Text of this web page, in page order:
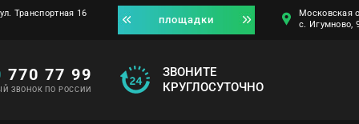
Транспортная 16
площадки
Московская
с. Игумново,
770 77 99
ЗВОНОК ПО РОССИИ
ЗВОНИТЕ
КРУГЛОСУТОЧНО